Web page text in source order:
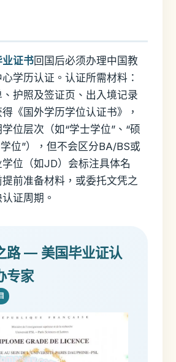
业证书回国后必须办理中国教
学历认证。认证所需材料：
护照及签证页、出入境记录
《国外学历学位认证书》，
位层次（如“学士学位”、“硕
位”），但不会区分BA/BS或
位（如JD）会标注具体名
前准备材料，或委托文凭之
证周期。
路 — 美国毕业证认
专家